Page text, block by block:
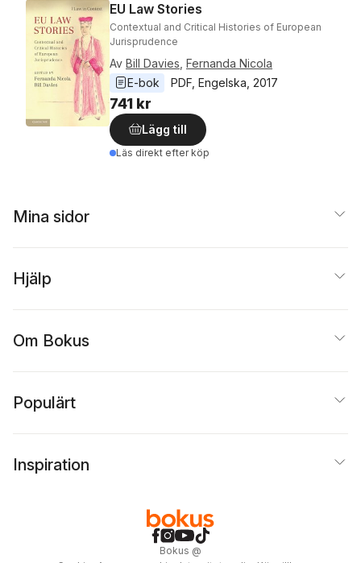
EU Law Stories
Contextual and Critical Histories of European
Jurisprudence
Av Bill Davies Fernanda Nicola
E-bok
PDF Engelska 2017
741 kr
Lägg till
Läs direkt efter köp
Mina sidor
Hjälp
Om Bokus
Populärt
Inspiration
Bokus @